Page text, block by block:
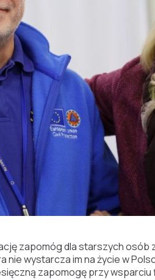
zapomóg dla starszych osób
wystarcza im na życie w
zapomogę przy